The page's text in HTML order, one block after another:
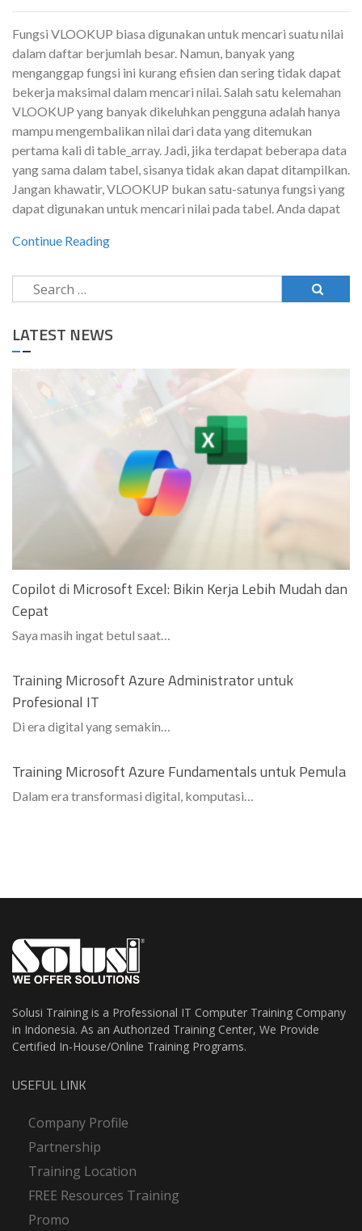
Fungsi VLOOKUP biasa digunakan untuk mencari suatu nilai
dalam daftar berjumlah besar. Namun, banyak yang
menganggap fungsi ini kurang efisien dan sering tidak dapat
bekerja maksimal dalam mencari nilai. Salah satu kelemahan
VLOOKUP yang banyak dikeluhkan pengguna adalah hanya
mampu mengembalikan nilai dari data yang ditemukan
pertama kali di table_array. Jadi, jika terdapat beberapa data
yang sama dalam tabel, sisanya tidak akan dapat ditampilkan.
Jangan khawatir, VLOOKUP bukan satu-satunya fungsi yang
dapat digunakan untuk mencari nilai pada tabel. Anda dapat
Continue Reading
Search
for:
LATEST NEWS
Copilot di Microsoft Excel: Bikin Kerja Lebih Mudah dan
Cepat
Saya masih ingat betul saat…
Training Microsoft Azure Administrator untuk
Profesional IT
Di era digital yang semakin…
Training Microsoft Azure Fundamentals untuk Pemula
Dalam era transformasi digital, komputasi…
Solusi Training is a Professional IT Computer Training Company
in Indonesia. As an Authorized Training Center, We Provide
Certified In-House/Online Training Programs.
USEFUL LINK
Company Profile
Partnership
Training Location
FREE Resources Training
Promo